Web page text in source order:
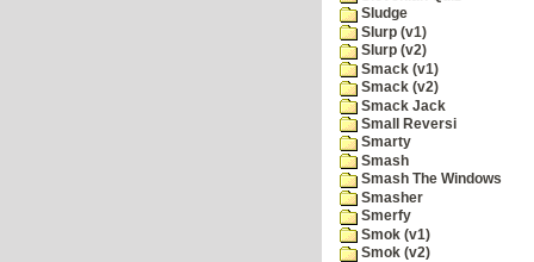
Sludge
Slurp (v1)
Slurp (v2)
Smack (v1)
Smack (v2)
Smack Jack
Small Reversi
Smarty
Smash
Smash The Windows
Smasher
Smerfy
Smok (v1)
Smok (v2)